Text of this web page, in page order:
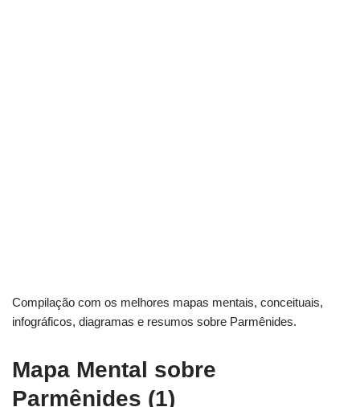
Compilação com os melhores mapas mentais, conceituais,
infográficos, diagramas e resumos sobre Parmênides.
Mapa Mental sobre
Parmênides (1)